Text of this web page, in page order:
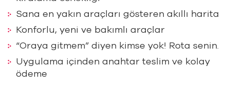
Sana en yakın araçları gösteren akıllı harita
Konforlu, yeni ve bakımlı araçlar
“Oraya gitmem” diyen kimse yok! Rota senin.
Uygulama içinden anahtar teslim ve kolay
ödeme